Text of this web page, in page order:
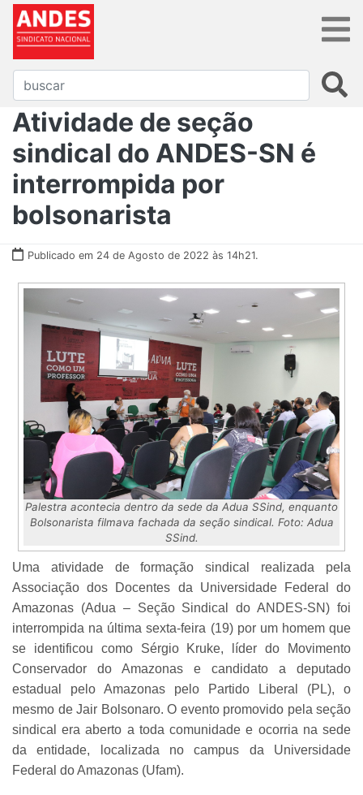
Atividade de seção
sindical do ANDES-SN é
interrompida por
bolsonarista
Publicado em 24 de Agosto de 2022 às 14h21.
Palestra acontecia dentro da sede da Adua SSind, enquanto
Bolsonarista filmava fachada da seção sindical. Foto: Adua
SSind.
Uma atividade de formação sindical realizada pela
Associação dos Docentes da Universidade Federal do
Amazonas (Adua – Seção Sindical do ANDES-SN) foi
interrompida na última sexta-feira (19) por um homem que
se identificou como Sérgio Kruke, líder do Movimento
Conservador do Amazonas e candidato a deputado
estadual pelo Amazonas pelo Partido Liberal (PL), o
mesmo de Jair Bolsonaro. O evento promovido pela seção
sindical era aberto a toda comunidade e ocorria na sede
da entidade, localizada no campus da Universidade
Federal do Amazonas (Ufam).